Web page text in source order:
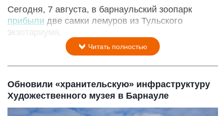
Сегодня, 7 августа, в барнаульский зоопарк
прибыли две самки лемуров из Тульского
экзотариума.
Читать полностью
Обновили «хранительскую» инфраструктуру
Художественного музея в Барнауле